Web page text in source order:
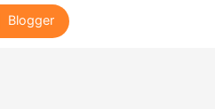
Blogger